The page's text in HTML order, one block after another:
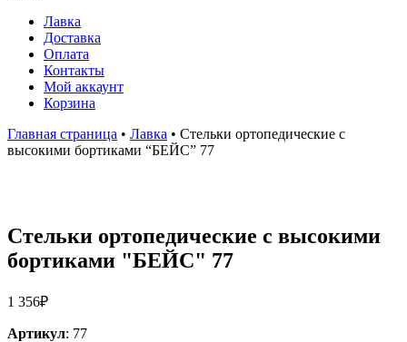
Лавка
Доставка
Оплата
Контакты
Мой аккаунт
Корзина
Главная страница • Лавка • Стельки ортопедические с
высокими бортиками “БЕЙС” 77
Стельки ортопедические с высокими
бортиками "БЕЙС" 77
1 356₽
Артикул: 77